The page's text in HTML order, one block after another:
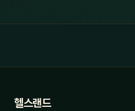
헬스랜드